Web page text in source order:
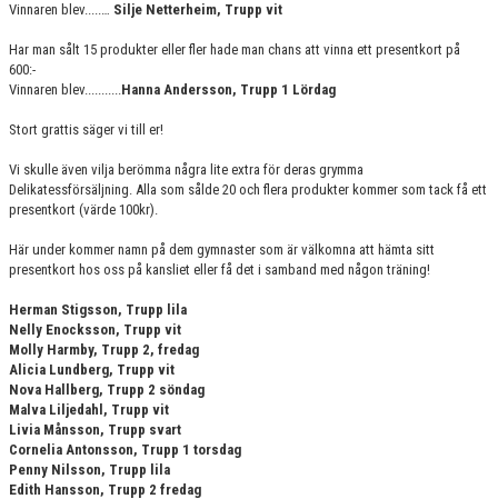
SPONSRING
FRÅGOR & SVAR
Vinnaren blev.....… Silje Netterheim, Trupp vit
Har man sålt 15 produkter eller fler hade man chans att vinna ett presentkort på
600:-
Vinnaren blev...........Hanna Andersson, Trupp 1 Lördag
Stort grattis säger vi till er!
Vi skulle även vilja berömma några lite extra för deras grymma
Delikatessförsäljning. Alla som sålde 20 och flera produkter kommer som tack få ett
presentkort (värde 100kr).
Här under kommer namn på dem gymnaster som är välkomna att hämta sitt
presentkort hos oss på kansliet eller få det i samband med någon träning!
Herman Stigsson, Trupp lila
Nelly Enocksson, Trupp vit
Molly Harmby, Trupp 2, fredag
Alicia Lundberg, Trupp vit
Nova Hallberg, Trupp 2 söndag
Malva Liljedahl, Trupp vit
Livia Månsson, Trupp svart
Cornelia Antonsson, Trupp 1 torsdag
Penny Nilsson, Trupp lila
Edith Hansson, Trupp 2 fredag